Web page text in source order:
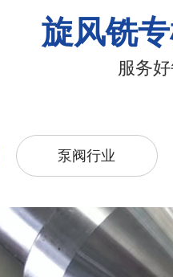
旋风铣
服务
泵阀行业